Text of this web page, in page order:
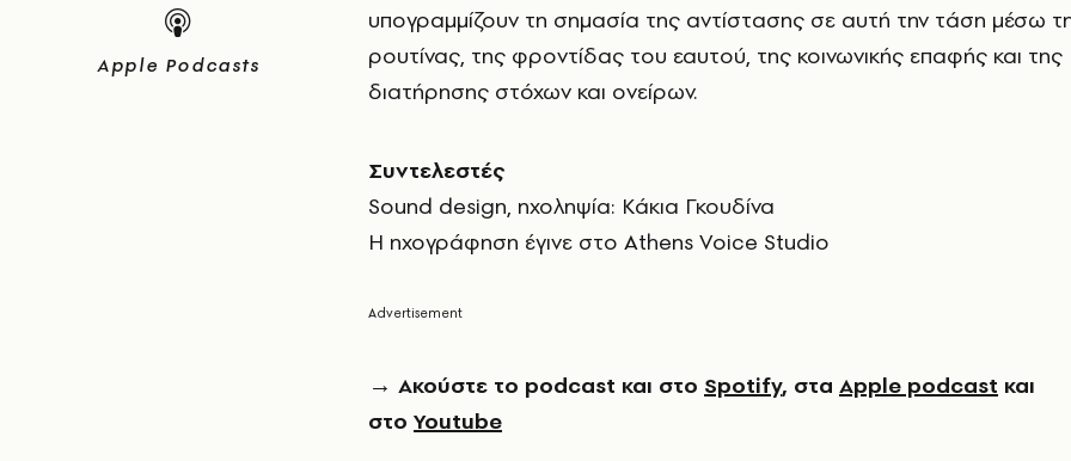
Apple Podcasts
υπογραμμίζουν τη σημασία της αντίστασης σε αυτή την τάση μέσω
ρουτίνας, της φροντίδας του εαυτού, της κοινωνικής επαφής και της
διατήρησης στόχων και ονείρων.
Συντελεστές
Sound design, ηχοληψία: Κάκια Γκουδίνα
Η ηχογράφηση έγινε στο Athens Voice Studio
→ Ακούστε το podcast και στο Spotify, στα Apple podcast και
στο Youtube